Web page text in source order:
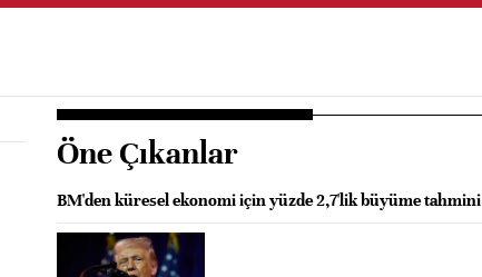
Öne Çıkanlar
BM'den küresel ekonomi için yüzde 2,7'lik büyüme tahmini